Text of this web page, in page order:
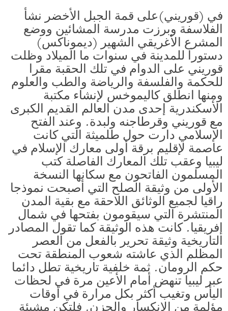
في (قوريني)على قمة الجبل الأخضر نشأ
الفلاسفة وبرزت مدرسة المشائين ووضع
المشرع الأغريقي الشهير (ديموناكس)
دستورا للمدينة في سنوات ما الميلاد وظلت
قوريني على الدوام في تلك الحقبة مقرا
للحكمة والفلسفة والرياضة والطب والعلوم
ومنها انطلق كاليموخس لإنشاء مكتبة
الأسكندرية إحدى مدن العالم القديم الكبرى
مع قوريني وقرطاجنه ولبدة. وعند الفتح
الإسلامي دارت حول طلميثة التي كانت
عاصمة لإقليم برقة أولى معارك الإسلام في
ليبيا وعقب تلك المعارك الفاصلة كتب
المسلمون الفاتحون مع سكانها النسخة
الأولى من وثيقة الصلح التي أصبحت نموذجا
راقيا لجميع الوثائق اللاحقة مع بقية المدن
المنتشرة التي سيقومون بفتحها في شمال
إفريقيا. كانت هذه الوثيقة كما تقول المصادر
التاريخية وثيقة تحرير بالفعل من العصر
المظلم الذي عاشته شعوب المنطقة تحت
حكم الرومان. ثمة خلفية تاريخية تطل دائما
عبر ليبيا تنهض أمام الأعين مرة في لحظات
اليأس وتغيب أكثر بكل مرارة في أوقات
مؤلمة من الانكسار والحزن. فلتكن مشيئة